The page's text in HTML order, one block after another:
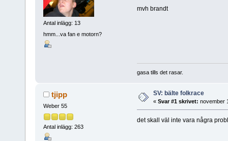
Antal inlägg: 13
hmm...va fan e motorn?
mvh brandt
gasa tills det rasar.
tjipp
Weber 55
Antal inlägg: 263
SV: bälte folkrace
« Svar #1 skrivet: november
det skall väl inte vara några